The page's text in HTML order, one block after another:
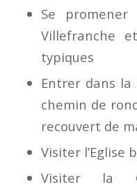
Se
Villefranche
typiques
Entrer dans la
chemin de
recouvert de
Visiter l’Eglise
Visiter la